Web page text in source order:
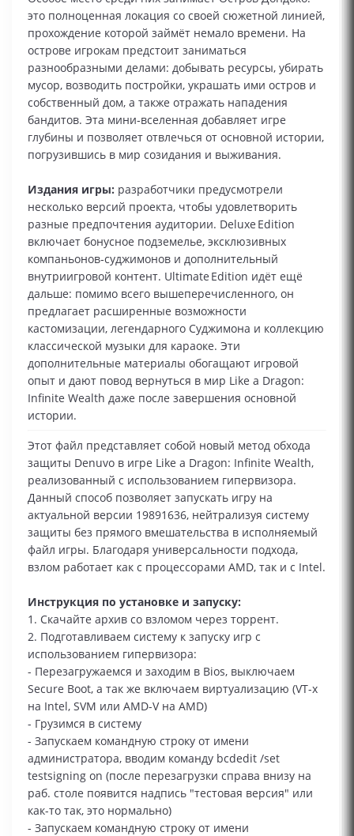
это полноценная локация со своей сюжетной линией,
прохождение которой займёт немало времени. На
острове игрокам предстоит заниматься
разнообразными делами: добывать ресурсы, убирать
мусор, возводить постройки, украшать ими остров и
собственный дом, а также отражать нападения
бандитов. Эта мини‑вселенная добавляет игре
глубины и позволяет отвлечься от основной истории,
погрузившись в мир созидания и выживания.
Издания игры: разработчики предусмотрели
несколько версий проекта, чтобы удовлетворить
разные предпочтения аудитории. Deluxe Edition
включает бонусное подземелье, эксклюзивных
компаньонов‑суджимонов и дополнительный
внутриигровой контент. Ultimate Edition идёт ещё
дальше: помимо всего вышеперечисленного, он
предлагает расширенные возможности
кастомизации, легендарного Суджимона и коллекцию
классической музыки для караоке. Эти
дополнительные материалы обогащают игровой
опыт и дают повод вернуться в мир Like a Dragon:
Infinite Wealth даже после завершения основной
истории.
Этот файл представляет собой новый метод обхода
защиты Denuvo в игре Like a Dragon: Infinite Wealth,
реализованный с использованием гипервизора.
Данный способ позволяет запускать игру на
актуальной версии 19891636, нейтрализуя систему
защиты без прямого вмешательства в исполняемый
файл игры. Благодаря универсальности подхода,
взлом работает как с процессорами AMD, так и с Intel.
Инструкция по установке и запуску:
1. Скачайте архив со взломом через торрент.
2. Подготавливаем систему к запуску игр с
использованием гипервизора:
- Перезагружаемся и заходим в Bios, выключаем
Secure Boot, а так же включаем виртуализацию (VT-x
на Intel, SVM или AMD-V на AMD)
- Грузимся в систему
- Запускаем командную строку от имени
администратора, вводим команду bcdedit /set
testsigning on (после перезагрузки справа внизу на
раб. столе появится надпись "тестовая версия" или
как-то так, это нормально)
- Запускаем командную строку от имени